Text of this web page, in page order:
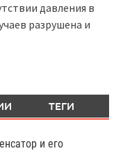
давления в
разрушена и
ТЕГИ
и его